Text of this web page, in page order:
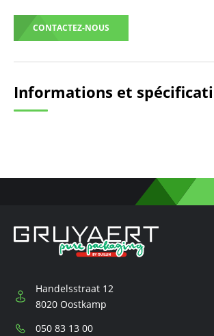
CONTACTEZ-NOUS
Informations et
Handelsstraat 12
8020 Oostkamp
Téléphone:
050 83 13 00